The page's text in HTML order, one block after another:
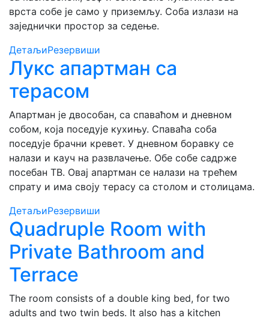
врста собе је само у приземљу. Соба излази на
заједнички простор за седење.
ДетаљиРезервиши
Лукс апартман са
терасом
Апартман је двособан, са спаваћом и дневном
собом, која поседује кухињу. Спаваћа соба
поседује брачни кревет. У дневном боравку се
налази и кауч на развлачење. Обе собе садрже
посебан ТВ. Овај апартман се налази на трећем
спрату и има своју терасу са столом и столицама.
ДетаљиРезервиши
Quadruple Room with
Private Bathroom and
Terrace
The room consists of a double king bed, for two
adults and two twin beds. It also has a kitchen